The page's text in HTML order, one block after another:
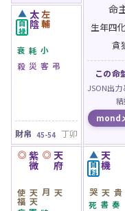
太陰
▲
自禄 左輔
衰 小耗
災殺
弔客
財帛 45-54 丁卯
紫微
◎ 天府
◎
天使
天月
天福
天機
▲
自科
天哭 天貴
死 奏書
命
生年四
貪
この命
JSON出力
mond